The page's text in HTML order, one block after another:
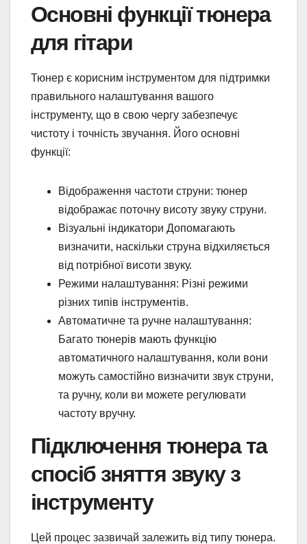
Основні функції тюнера
для гітари
Тюнер є корисним інструментом для підтримки
правильного налаштування вашого
інструменту, що в свою чергу забезпечує
чистоту і точність звучання. Його основні
функції:
Відображення частоти струни: тюнер
відображає поточну висоту звуку струни.
Візуальні індикатори Допомагають
визначити, наскільки струна відхиляється
від потрібної висоти звуку.
Режими налаштування: Різні режими
різних типів інструментів.
Автоматичне та ручне налаштування:
Багато тюнерів мають функцію
автоматичного налаштування, коли вони
можуть самостійно визначити звук струни,
та ручну, коли ви можете регулювати
частоту вручну.
Підключення тюнера та
спосіб зняття звуку з
інструменту
Цей процес зазвичай залежить від типу тюнера.